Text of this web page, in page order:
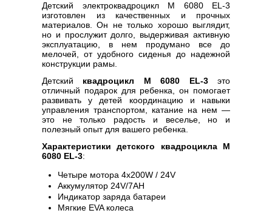
Детский электроквадроцикл M 6080 EL-3
изготовлен из качественных и прочных
материалов. Он не только хорошо выглядит,
но и прослужит долго, выдерживая активную
эксплуатацию, в нем продумано все до
мелочей, от удобного сиденья до надежной
конструкции рамы.
Детский квадроцикл M 6080 EL-3это
отличный подарок для ребенка, он помогает
развивать у детей координацию и навыки
управления транспортом, катание на нем —
это не только радость и веселье, но и
полезный опыт для вашего ребенка.
Характеристики детского квадроцикла M
6080 EL-3:
Четыре мотора 4х200W / 24V
Аккумулятор 24V/7AH
Индикатор заряда батареи
Мягкие EVA колеса